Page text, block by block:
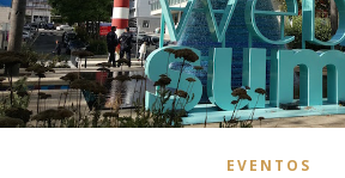
EVENTOS